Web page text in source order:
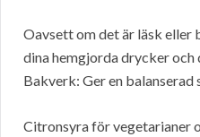
Oavsett om det är läsk
dina hemgjorda drycker och
Bakverk: Ger en balanserad
Citronsyra för vegetarianer